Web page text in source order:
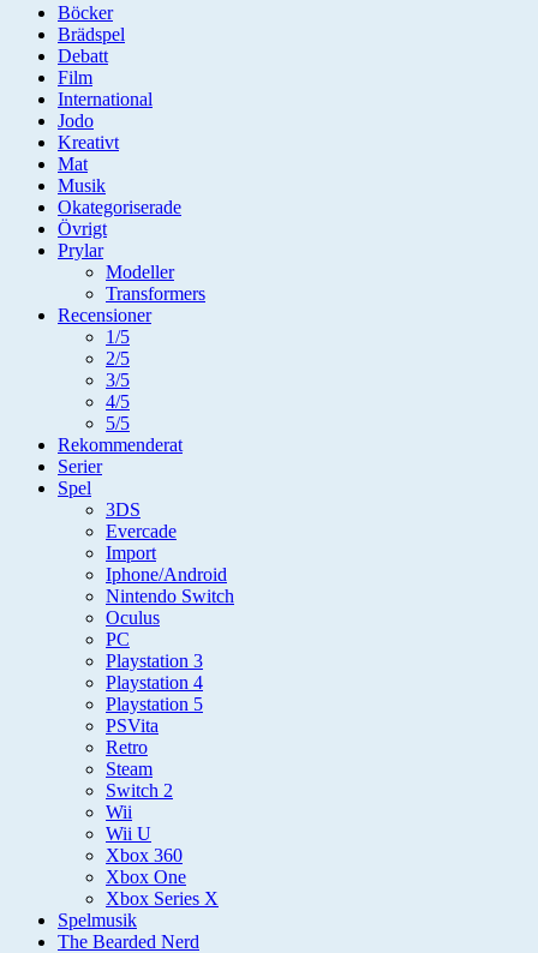
Böcker
Brädspel
Debatt
Film
International
Jodo
Kreativt
Mat
Musik
Okategoriserade
Övrigt
Prylar
Modeller
Transformers
Recensioner
1/5
2/5
3/5
4/5
5/5
Rekommenderat
Serier
Spel
3DS
Evercade
Import
Iphone/Android
Nintendo Switch
Oculus
PC
Playstation 3
Playstation 4
Playstation 5
PSVita
Retro
Steam
Switch 2
Wii
Wii U
Xbox 360
Xbox One
Xbox Series X
Spelmusik
The Bearded Nerd